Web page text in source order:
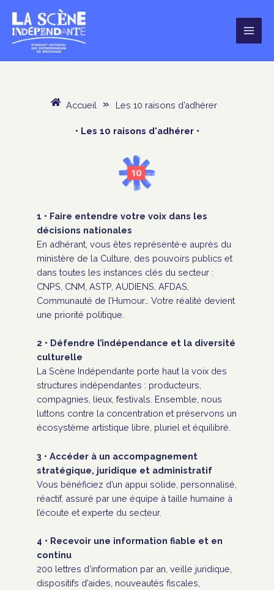
contenu
Accueil » Les 10 raisons d’adhérer
• Les 10 raisons d'adhérer •
1 • Faire entendre votre voix dans les
décisions nationales
En adhérant, vous êtes représenté·e auprès du
ministère de la Culture, des pouvoirs publics et
dans toutes les instances clés du secteur :
CNPS, CNM, ASTP, AUDIENS, AFDAS,
Communauté de l’Humour… Votre réalité devient
une priorité politique.
2 • Défendre l’indépendance et la diversité
culturelle
La Scène Indépendante porte haut la voix des
structures indépendantes : producteurs,
compagnies, lieux, festivals. Ensemble, nous
luttons contre la concentration et préservons un
écosystème artistique libre, pluriel et équilibré.
3 • Accéder à un accompagnement
stratégique, juridique et administratif
Vous bénéficiez d’un appui solide, personnalisé,
réactif, assuré par une équipe à taille humaine à
l’écoute et experte du secteur.
4 • Recevoir une information fiable et en
continu
200 lettres d’information par an, veille juridique,
dispositifs d’aides, nouveautés fiscales,